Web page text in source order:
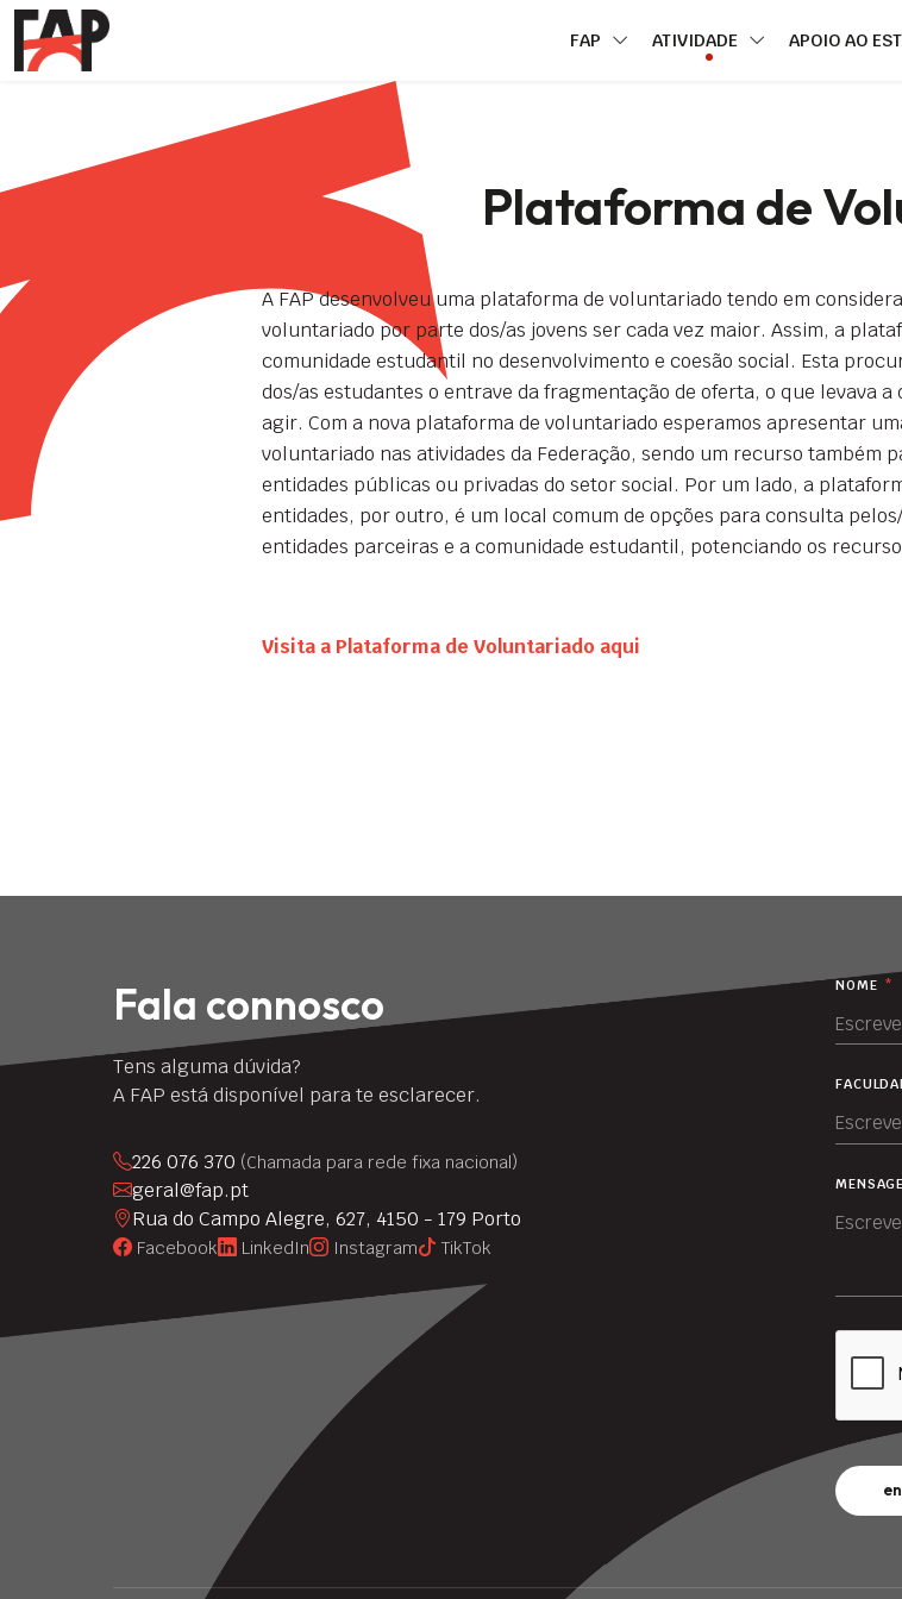
FAP ATIVIDADE APOIO AO
Plataforma de
A FAP desenvolveu uma plataforma de voluntariado tendo em
voluntariado por parte dos/as jovens ser cada vez maior. Assim, a
comunidade estudantil no desenvolvimento e coesão social. Esta
dos/as estudantes o entrave da fragmentação de oferta, o que levava
agir. Com a nova plataforma de voluntariado esperamos apresentar
voluntariado nas atividades da Federação, sendo um recurso também
entidades públicas ou privadas do setor social. Por um lado, a
entidades, por outro, é um local comum de opções para consulta
entidades parceiras e a comunidade estudantil, potenciando os
Visita a Plataforma de Voluntariado aqui
Fala connosco
Tens alguma dúvida?
A FAP está disponível para te esclarecer.
226 076 370 (Chamada para rede fixa nacional)
geral@fap.pt
Rua do Campo Alegre, 627, 4150 - 179 Porto
Facebook LinkedIn Instagram TikTok
NOME *